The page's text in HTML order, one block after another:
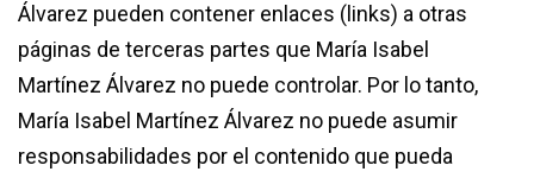
Álvarez pueden contener enlaces (links) a otras
páginas de terceras partes que María Isabel
Martínez Álvarez no puede controlar. Por lo tanto,
María Isabel Martínez Álvarez no puede asumir
responsabilidades por el contenido que pueda